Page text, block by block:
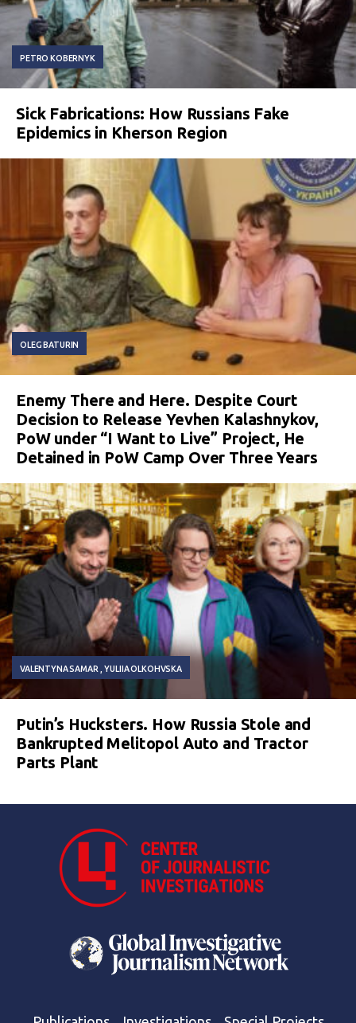
PETRO KOBERNYK
Sick Fabrications: How Russians Fake
Epidemics in Kherson Region
OLEG BATURIN
Enemy There and Here. Despite Court
Decision to Release Yevhen Kalashnykov,
PoW under “I Want to Live” Project, He
Detained in PoW Camp Over Three Years
VALENTYNA SAMAR YULIIA OLKOHVSKA
Putin’s Hucksters. How Russia Stole and
Bankrupted Melitopol Auto and Tractor
Parts Plant